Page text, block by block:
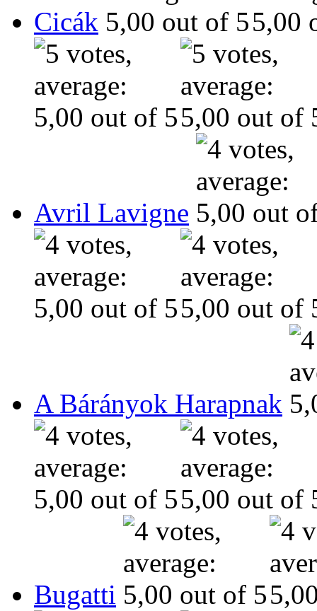
Cicák
Avril Lavigne
A Bárányok Harapnak
Bugatti